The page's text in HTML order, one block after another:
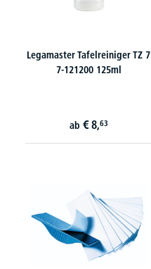
Legamaster Tafelreiniger TZ 7
7-121200 125ml
ab € 8,63